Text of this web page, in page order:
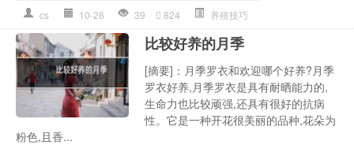
cs 10-26 39 824 养殖技巧
比较好养的月季
[摘要]：月季罗衣和欢迎哪个好养?月季
罗衣好养,月季罗衣是具有耐晒能力的,
生命力也比较顽强,还具有很好的抗病
性。它是一种开花很美丽的品种,花朵为
粉色,且香...